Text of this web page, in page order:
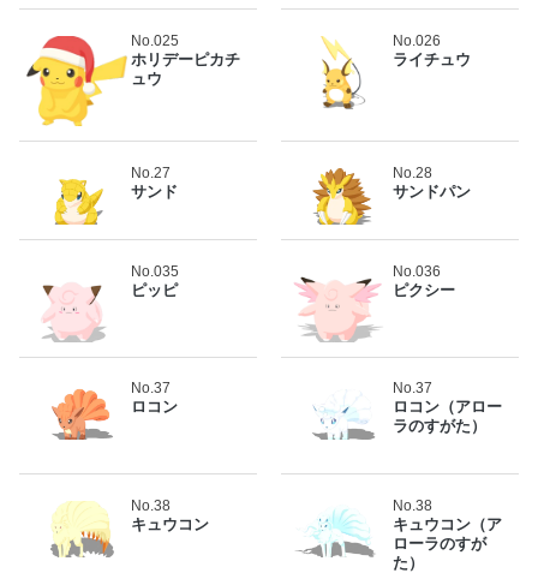
No.025
ホリデーピカチ
ュウ
No.026
ライチュウ
No.27
サンド
No.28
サンドパン
No.035
ピッピ
No.036
ピクシー
No.37
ロコン
No.37
ロコン（アロー
ラのすがた）
No.38
キュウコン
No.38
キュウコン（ア
ローラのすが
た）